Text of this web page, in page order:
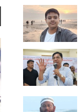
Print